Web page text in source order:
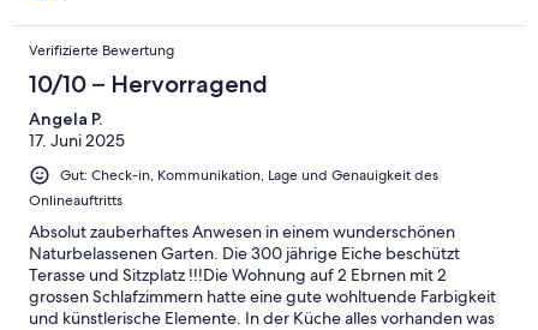
allerdings gerechnet. Hier empfiehlt es sich, Mückenspray
mitzunehmen. Ein Parkplatz befindet sich in der Nähe der
Ferienwohnung, ist jedoch etwas eng.Insgesamt hatten wir eine
sehr schöne Zeit und können das Ferienhaus trotz kleinerer
Mängel weiterempfehlen.
Verifizierte Bewertung
10/10 – Hervorragend
Angela P.
17. Juni 2025
Gut: Check-in, Kommunikation, Lage und Genauigkeit des
Onlineauftritts
Absolut zauberhaftes Anwesen in einem wunderschönen
Naturbelassenen Garten. Die 300 jährige Eiche beschützt
Terasse und Sitzplatz !!!Die Wohnung auf 2 Ebrnen mit 2
grossen Schlafzimmern hatte eine gute wohltuende Farbigkeit
und künstlerische Elemente. In der Küche alles vorhanden was